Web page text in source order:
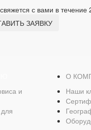
с вами в течение
ЗАЯВКУ
и
О
Наши